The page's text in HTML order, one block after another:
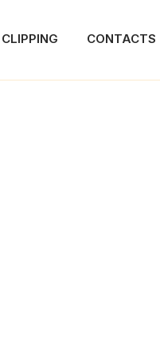
CLIPPING CONTACTS